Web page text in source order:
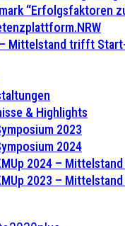
“Erfolgsfaktoren
Mittelstand trifft
& Highlights
2023
2024
2024 –
2023 –